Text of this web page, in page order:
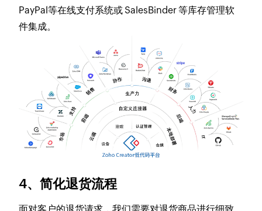
PayPal等在线支付系统或 SalesBinder 等库存管理软
件集成。
4、简化退货流程